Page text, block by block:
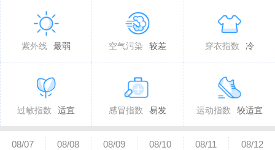
紫外线 最弱 空气污染 较差 穿衣指数 冷
过敏指数 适宜 感冒指数 易发 运动指数 较适宜
08/07 08/08 08/09 08/10 08/11 08/12